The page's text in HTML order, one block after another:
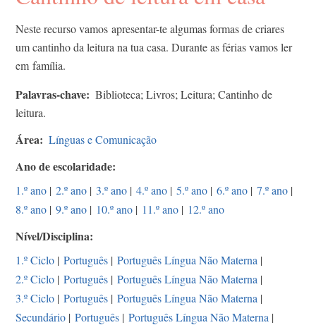
Neste recurso vamos apresentar-te algumas formas de criares
um cantinho da leitura na tua casa. Durante as férias vamos ler
em família.
Palavras-chave
Biblioteca; Livros; Leitura; Cantinho de
leitura.
Área Línguas e Comunicação
Ano de escolaridade
1.º ano | 2.º ano | 3.º ano | 4.º ano | 5.º ano | 6.º ano | 7.º ano |
8.º ano | 9.º ano | 10.º ano | 11.º ano | 12.º ano
Nível/Disciplina
1.º Ciclo | Português | Português Língua Não Materna |
2.º Ciclo | Português | Português Língua Não Materna |
3.º Ciclo | Português | Português Língua Não Materna |
Secundário | Português | Português Língua Não Materna |